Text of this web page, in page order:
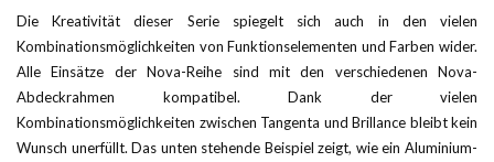
Die Kreativität dieser Serie spiegelt sich auch in den vielen
Kombinationsmöglichkeiten von Funktionselementen und Farben wider.
Alle Einsätze der Nova-Reihe sind mit den verschiedenen Nova-
Abdeckrahmen kompatibel. Dank der vielen
Kombinationsmöglichkeiten zwischen Tangenta und Brillance bleibt kein
Wunsch unerfüllt. Das unten stehende Beispiel zeigt, wie ein Aluminium-